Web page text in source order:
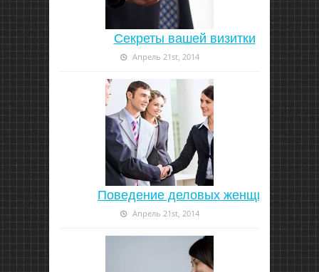
Секреты вашей визитки
Апрель 21st, 2014
Поведение деловых женщин
Апрель 21st, 2014